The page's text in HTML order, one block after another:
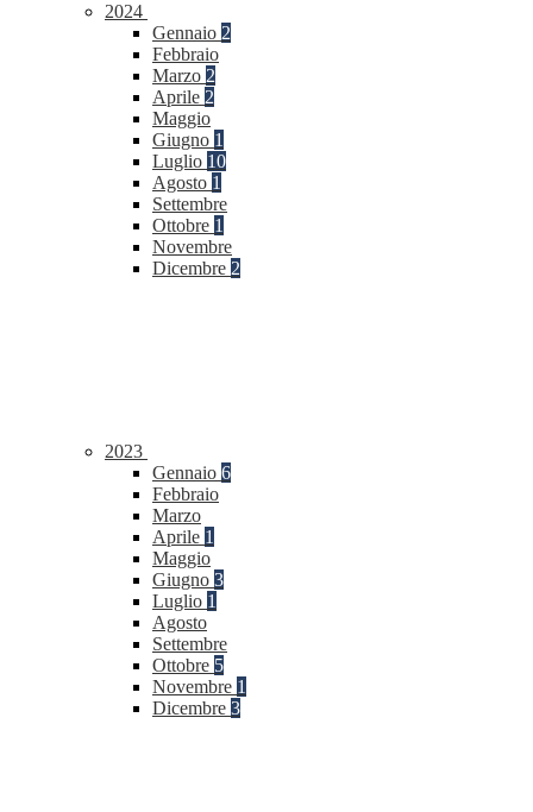
2024
Gennaio 2
Febbraio
Marzo 2
Aprile 2
Maggio
Giugno 1
Luglio 10
Agosto 1
Settembre
Ottobre 1
Novembre
Dicembre 2
2023
Gennaio 6
Febbraio
Marzo
Aprile 1
Maggio
Giugno 3
Luglio 1
Agosto
Settembre
Ottobre 5
Novembre 1
Dicembre 3